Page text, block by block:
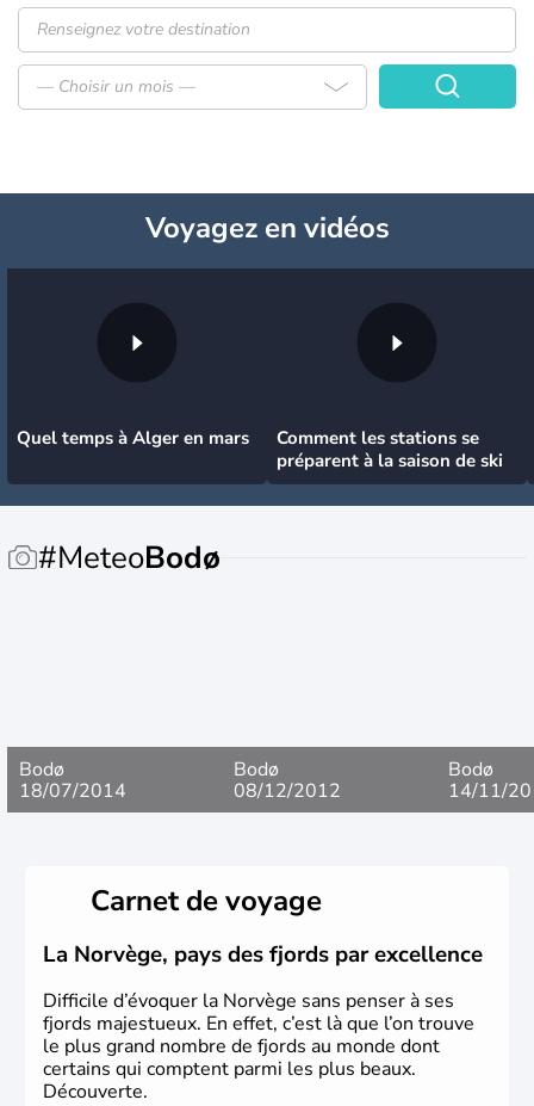
— Choisir un mois —
Voyagezen vidéos
Quel temps à Alger en mars
Comment les stations se
préparent à la saison de ski
#MeteoBodø
Bodø
18/07/2014
Bodø
08/12/2012
Bodø
14/11/
Carnet de voyage
La Norvège, pays des fjords par excellence
Difficile d’évoquer la Norvège sans penser à ses
fjords majestueux. En effet, c’est là que l’on trouve
le plus grand nombre de fjords au monde dont
certains qui comptent parmi les plus beaux.
Découverte.